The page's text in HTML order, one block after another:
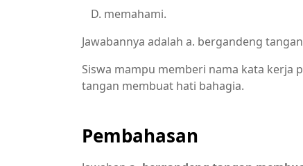
memahami.
Jawabannya adalah a. bergandeng
Siswa mampu memberi nama kata
tangan membuat hati bahagia.
Pembahasan